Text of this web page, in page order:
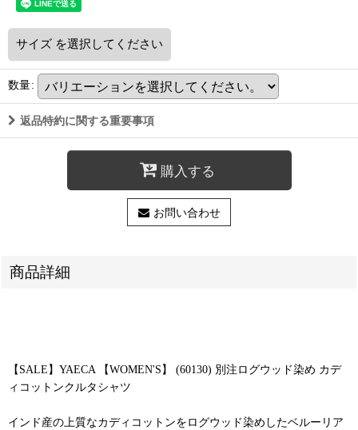
サイズ を選択してください
数量:
返品特約に関する重要事項
購入する
お問い合わせ
商品詳細
【SALE】YAECA 【WOMEN'S】 (60130) 別注ログウッド染め カデ
ィコットンクルタシャツ
インド産の上質なカディコットンをログウッド染めしたベルーリア